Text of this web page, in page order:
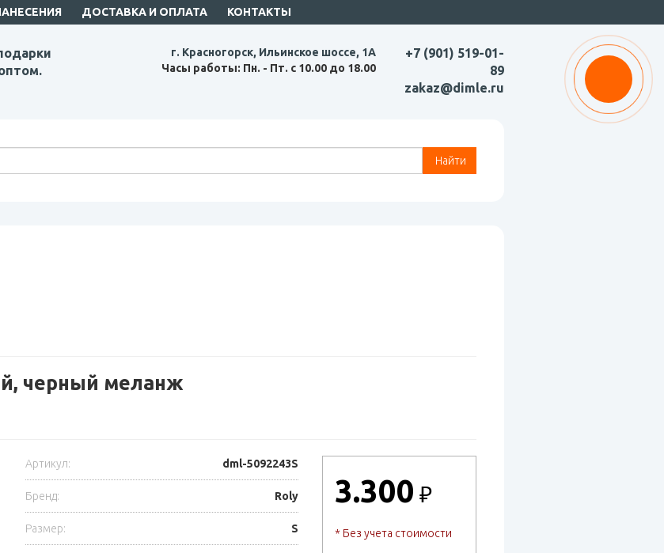
ДОСТАВКА И ОПЛАТА КОНТАКТЫ
г. Красногорск, Ильинское шоссе, 1А
Часы работы: Пн. - Пт. с 10.00 до 18.00
+7 (901) 519-01-
89
zakaz@dimle.ru
Найти
черный меланж
Артикул: dml-5092243S
Бренд: Roly
Размер: S
3.300 ₽
* Без учета стоимости